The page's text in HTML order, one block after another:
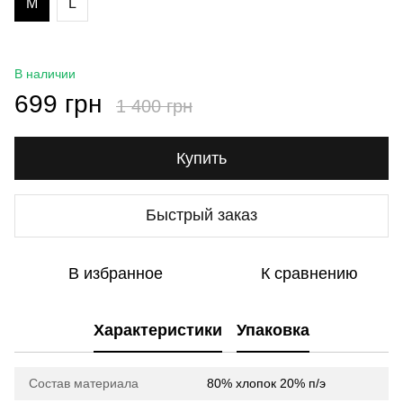
В наличии
699 грн 1 400 грн
Купить
Быстрый заказ
В избранное К сравнению
Характеристики Упаковка
Состав материала 80% хлопок 20% п/э